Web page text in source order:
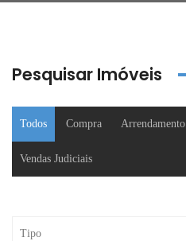
Pesquisar Imóveis
Todos Compra Arrendamento
Vendas Judiciais